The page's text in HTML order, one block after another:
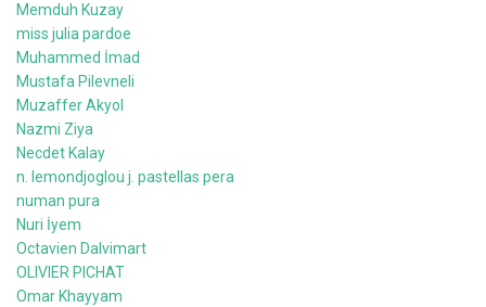
Memduh Kuzay
miss julia pardoe
Muhammed İmad
Mustafa Pilevneli
Muzaffer Akyol
Nazmi Ziya
Necdet Kalay
n. lemondjoglou j. pastellas pera
numan pura
Nuri İyem
Octavien Dalvimart
OLIVIER PICHAT
Omar Khayyam